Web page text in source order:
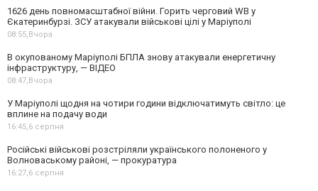
1626 день повномасштабної війни. Горить черговий WB у
Єкатеринбурзі. ЗСУ атакували військові цілі у Маріуполі
08:55,Вчора
В окупованому Маріуполі БПЛА знову атакували енергетичну
інфраструктуру, — ВІДЕО
08:47,Вчора
У Маріуполі щодня на чотири години відключатимуть світло: це
вплине на подачу води
16:45,6 серпня
Російські військові розстріляли українського полоненого у
Волноваському районі, — прокуратура
16:27,6 серпня